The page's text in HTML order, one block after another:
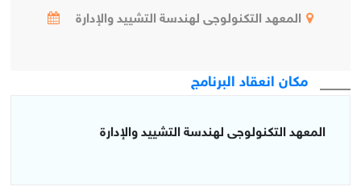
المعهد التكنولوجى لهندسة التشييد والإدارة
مكان انعقاد البرنامج
المعهد التكنولوجى لهندسة التشييد والإدارة